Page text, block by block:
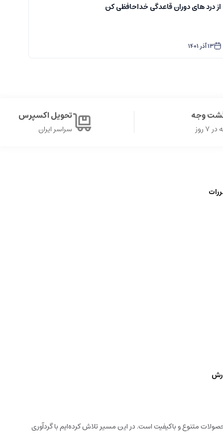
از درد های دوران قاعدگی خداحافظی کن
13آذر1401
وجه
روز
تحویل اکسپرس
سراسر ایران
متنوع و باکیفیت است. در این مسیر تلاش کرده‌ایم با گردآوری